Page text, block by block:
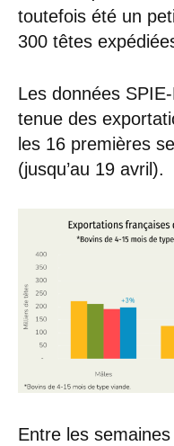
toutefois été un
300 têtes
Les données
tenue des
les 16 premières
(jusqu’au 19 avril).
Entre les